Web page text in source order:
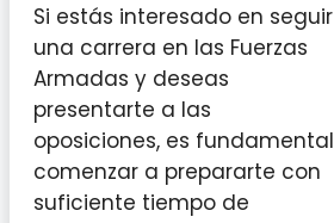
Si estás interesado en seguir
una carrera en las Fuerzas
Armadas y deseas
presentarte a las
oposiciones, es fundamental
comenzar a prepararte con
suficiente tiempo de